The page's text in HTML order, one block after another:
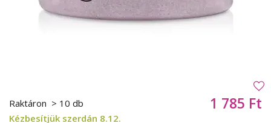
Raktáron > 10 db
Kézbesítjük szerdán 8.12.
1 785 Ft